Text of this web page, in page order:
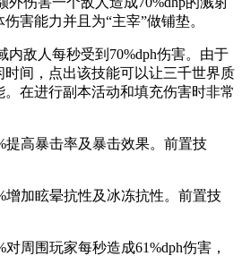
害能力并且为“主宰”做铺垫。
内敌人每秒受到70%dph伤害。由于
间，点出该技能可以让三千世界质
在进行副本活动和填充伤害时非常
提高暴击率及暴击效果。前置技
增加眩晕抗性及冰冻抗性。前置技
周围玩家每秒造成61%dph伤害，